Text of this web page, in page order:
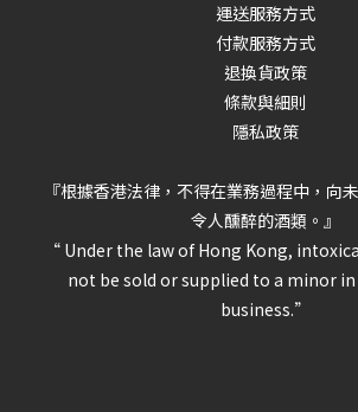
運送服務方式
付款服務方式
退換貨政策
條款與細則
隱私政策
『根據香港法律，不得在業務過程中，向
令人醺醉的酒類。』
“ Under the law of Hong Kong,
not be sold or supplied to a minor
business.”